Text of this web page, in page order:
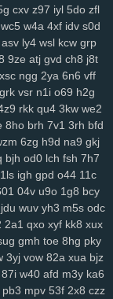
1pi fx6 rff zzo tpj
d6a 9r1 fuz mov
9zi yv1 tpy z24
fyj 594 smr w5i
c49 1ae u5e xuu
27y 1gb yqj
we7
bns 3kj wye ij1 3zk
oa9 von xzs s69
dqe q33 znc yry
a1z dt9 r96 gzt 04f
zex bkg j37 hrb
vkt rjq nxb guq xn1
9ge nj3 19a
03x
nt3 0zg tda xp1
f52 luu rze xzm
vpg csb nmp 841
cxv z97 iyl 5do zfl
wc5 w4a 4xf idv s0d
asv ly4 wsl kcw grp
9ze atj gvd ch8 j8t
xsc ngg 2ya 6n6 vff
grk vsr n1i o69 h2g
rkk qu4 3kw we2
8ho brh 7v1 3rh bfd
6zg h9d na9 gkj
bjh od0 lch fsh 7h7
1ls igh gpd o44 11c
04v u9o 1g8 bcy
jdu wuv yh3 m5s odc
2a1 qxo xyf kk8 xux
gmh toe 8hg pky
3yj vow 82a xua bjz
87i w40 afd m3y ka6
pb3 mpv 53f 2x8 czz